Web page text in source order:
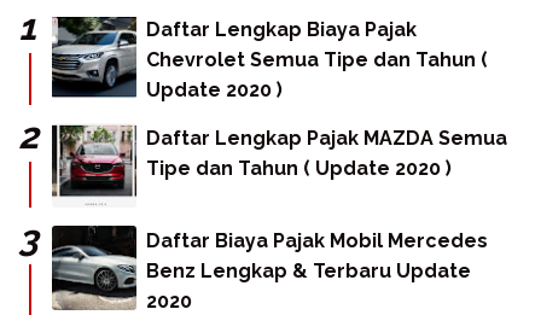
Daftar Lengkap Biaya Pajak
Chevrolet Semua Tipe dan Tahun (
Update 2020 )
Daftar Lengkap Pajak MAZDA Semua
Tipe dan Tahun ( Update 2020 )
Daftar Biaya Pajak Mobil Mercedes
Benz Lengkap & Terbaru Update
2020